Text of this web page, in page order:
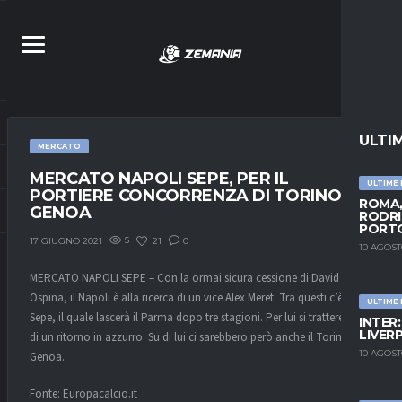
ULTIME
10
ULTIME
10
MERCATO
MERCATO NAPOLI SEPE, PER IL
PORTIERE CONCORRENZA DI TORINO E
GENOA
17 GIUGNO 2021 5 21 0
MERCATO NAPOLI SEPE – Con la ormai sicura cessione di David
Ospina, il Napoli è alla ricerca di un vice Alex Meret. Tra questi c’è Luigi
Sepe, il quale lascerà il Parma dopo tre stagioni. Per lui si tratterebbe
di un ritorno in azzurro. Su di lui ci sarebbero però anche il Torino e il
Genoa.
Fonte: Europacalcio.it